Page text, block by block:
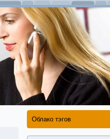
Облако тэгов